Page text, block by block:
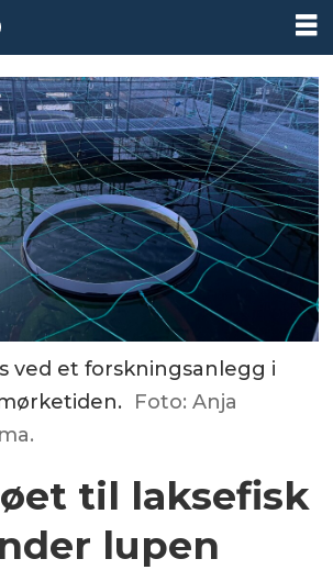
ved et forskningsanlegg i
Foto: Anja
til laksefisk
lupen